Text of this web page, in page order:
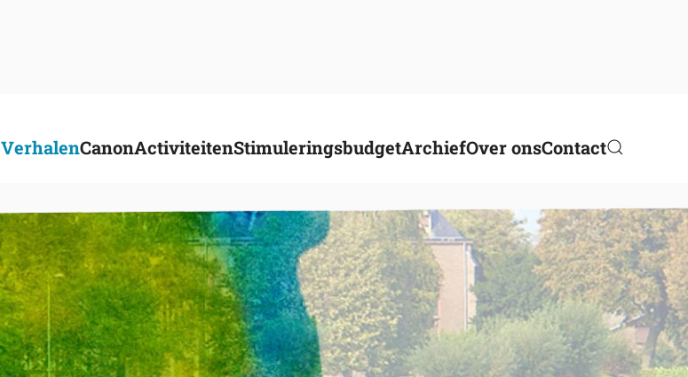
VerhalenCanonActiviteitenStimuleringsbudgetArchiefOver onsContact